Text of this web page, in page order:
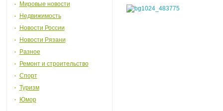
Мировые новости
Недвижимость
Новости России
Новости Рязани
Разное
Ремонт и строительство
Спорт
Туризм
Юмор